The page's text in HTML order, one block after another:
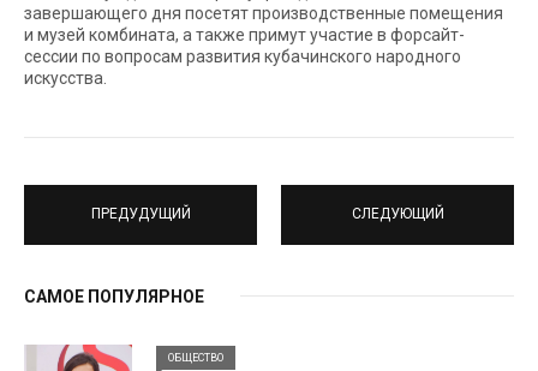
завершающего дня посетят производственные помещения
и музей комбината, а также примут участие в форсайт-
сессии по вопросам развития кубачинского народного
искусства.
ПРЕДУДУЩИЙ СЛЕДУЮЩИЙ
САМОЕ ПОПУЛЯРНОЕ
ОБЩЕСТВО